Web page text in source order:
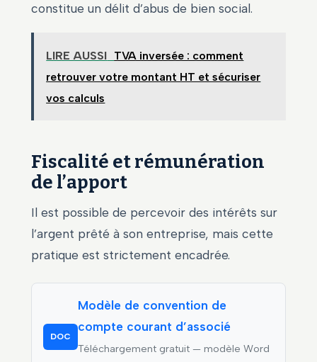
constitue un délit d’abus de bien social.
LIRE AUSSI TVA inversée : comment
retrouver votre montant HT et sécuriser
vos calculs
Fiscalité et rémunération
de l’apport
Il est possible de percevoir des intérêts sur
l’argent prêté à son entreprise, mais cette
pratique est strictement encadrée.
DOC
Modèle de convention de
compte courant d’associé
Téléchargement gratuit — modèle Word